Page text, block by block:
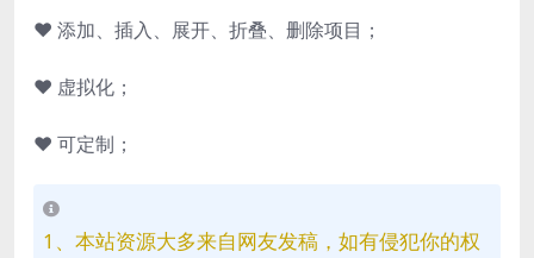
♥ 添加、插入、展开、折叠、删除项目；
♥ 虚拟化；
♥ 可定制；
1、本站资源大多来自网友发稿，如有侵犯你的权